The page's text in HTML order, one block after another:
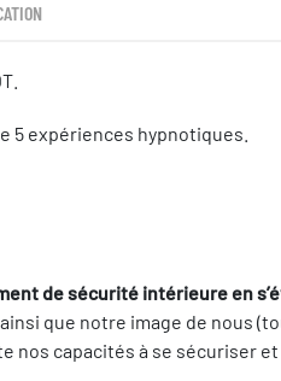
5 expériences hypnotiques.
de sécurité intérieure en
que notre image de nous
nos capacités à se sécuriser